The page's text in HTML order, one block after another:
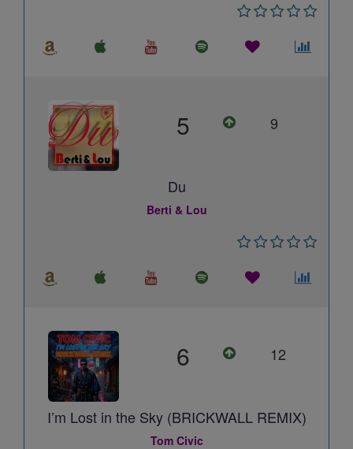
5 9
Du
Berti & Lou
6 12
I’m Lost in the Sky (BRICKWALL REMIX)
Tom Civic